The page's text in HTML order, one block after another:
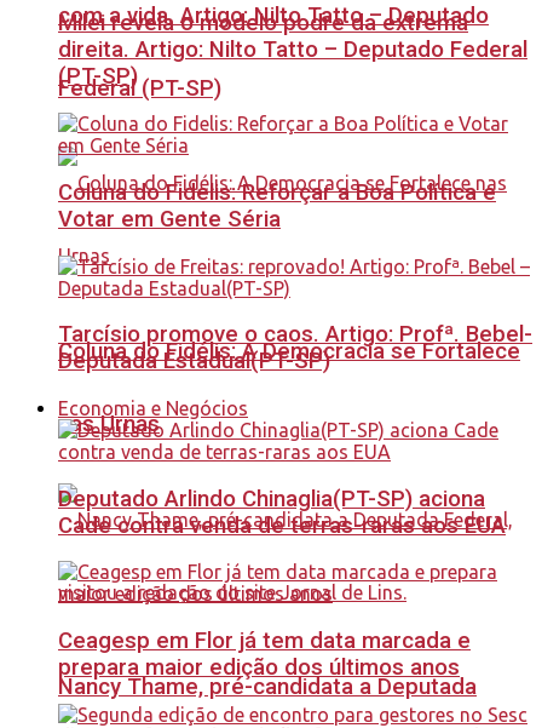
com a vida. Artigo: Nilto Tatto – Deputado
Federal (PT-SP)
Coluna do Fidélis: A Democracia se Fortalece
nas Urnas
Nancy Thame, pré-candidata a Deputada
Milei revela o modelo podre da extrema
direita. Artigo: Nilto Tatto – Deputado Federal
(PT-SP)
Coluna do Fidelis: Reforçar a Boa Política e
Votar em Gente Séria
Tarcísio promove o caos. Artigo: Profª. Bebel-
Deputada Estadual(PT-SP)
Economia e Negócios
Deputado Arlindo Chinaglia(PT-SP) aciona
Cade contra venda de terras-raras aos EUA
Ceagesp em Flor já tem data marcada e
prepara maior edição dos últimos anos